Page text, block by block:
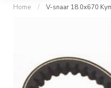
Home / V-snaar 18.0x670